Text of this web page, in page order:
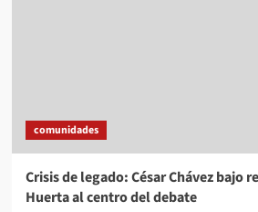
comunidades
Crisis de legado: César Chávez bajo
Huerta al centro del debate